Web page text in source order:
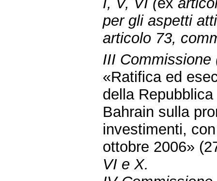
per gli aspetti
articolo 73,
III Commissione
«Ratifica ed
della
Bahrain sulla
investimenti,
ottobre 2006»
VI e X.